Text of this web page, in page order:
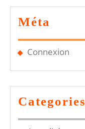
Méta
Connexion
Categories